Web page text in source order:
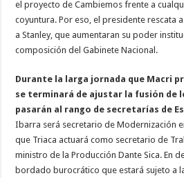
el proyecto de Cambiemos frente a
coyuntura. Por eso, el presidente rescata
a Stanley, que aumentaran su poder
composición del Gabinete Nacional.
Durante la larga jornada que Macri
se terminará de ajustar la fusión de
pasarán al rango de secretarías de
Ibarra será secretario de Modernización
que Triaca actuará como secretario de
ministro de la Producción Dante Sica. En
bordado burocrático que estará sujeto a